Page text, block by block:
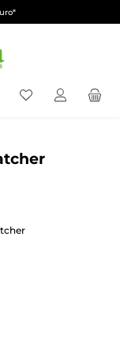
Du hast 0